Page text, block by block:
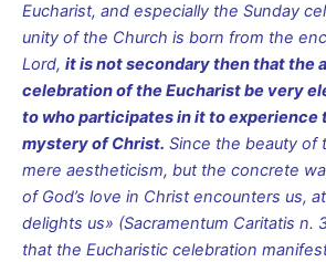
Eucharist, and especially the Sunday
unity of the Church is born from the
Lord, it is not secondary then that the
celebration of the Eucharist be very
to who participates in it to experience
mystery of Christ. Since the beauty of
mere aestheticism, but the concrete
of God’s love in Christ encounters us,
delights us» (Sacramentum Caritatis n.
that the Eucharistic celebration